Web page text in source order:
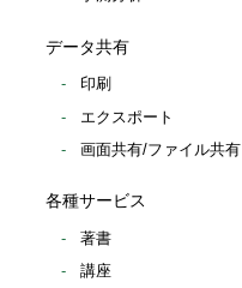
データ共有
印刷
エクスポート
画面共有/ファイル共有
各種サービス
著書
講座